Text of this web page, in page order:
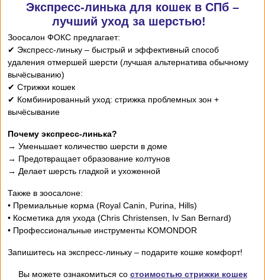
Экспресс-линька для кошек в СПб –
лучший уход за шерстью!
Зоосалон ФОКС предлагает:
✔ Экспресс-линьку – быстрый и эффективный способ
удаления отмершей шерсти (лучшая альтернатива обычному
вычёсыванию)
✔ Стрижки кошек
✔ Комбинированный уход: стрижка проблемных зон +
вычёсывание
Почему экспресс-линька?
→ Уменьшает количество шерсти в доме
→ Предотвращает образование колтунов
→ Делает шерсть гладкой и ухоженной
Также в зоосалоне:
• Премиальные корма (Royal Canin, Purina, Hills)
• Косметика для ухода (Chris Christensen, Iv San Bernard)
• Профессиональные инструменты KOMONDOR
Запишитесь на экспресс-линьку – подарите кошке комфорт!
Вы можете ознакомиться со стоимостью стрижки кошек